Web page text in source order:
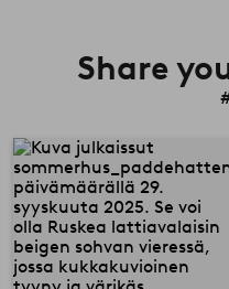
Share